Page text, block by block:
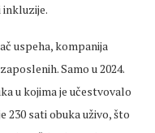
uspeha, kompanija
Samo u 2024.
u kojima je učestvovalo
230 sati obuka uživo, što